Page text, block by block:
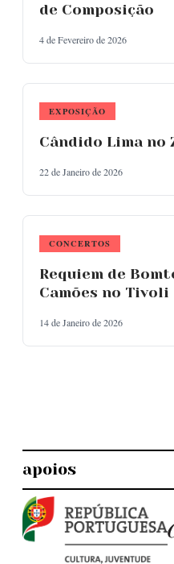
de Composição
4 de Fevereiro de 2026
EXPOSIÇÃO
Cândido Lima no
22 de Janeiro de 2026
CONCERTOS
Requiem de
Camões no Tivoli
14 de Janeiro de 2026
apoios